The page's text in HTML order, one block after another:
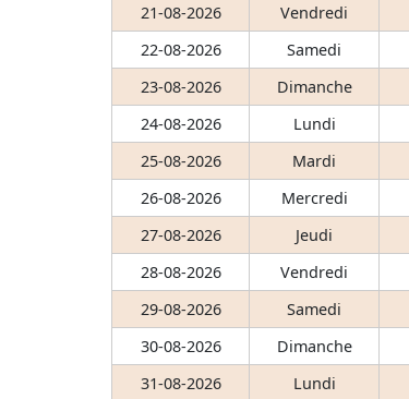
21-08-2026
Vendredi
22-08-2026
Samedi
23-08-2026
Dimanche
24-08-2026
Lundi
25-08-2026
Mardi
26-08-2026
Mercredi
27-08-2026
Jeudi
28-08-2026
Vendredi
29-08-2026
Samedi
30-08-2026
Dimanche
31-08-2026
Lundi